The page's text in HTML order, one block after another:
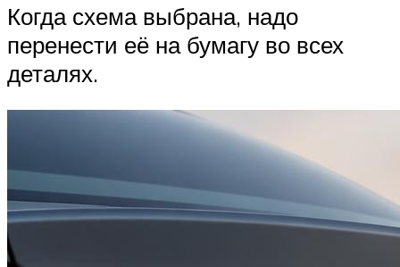
Когда схема выбрана, надо
перенести её на бумагу во всех
деталях.